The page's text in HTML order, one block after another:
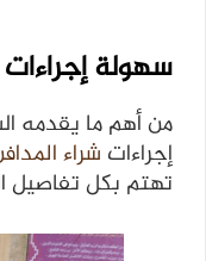
سهولة
من أهم ما يقدمه
إجراءاتشراء
تهتم بكل تفاصيل